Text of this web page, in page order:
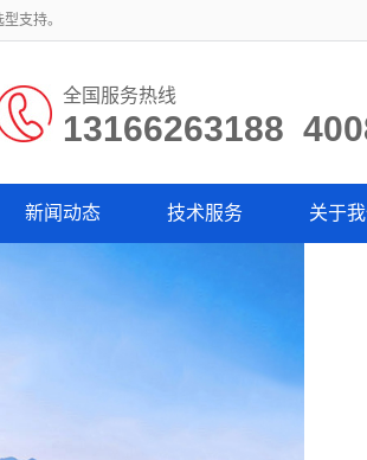
支持。
全国服务热线
13166263188
新闻动态 技术服务 关于我